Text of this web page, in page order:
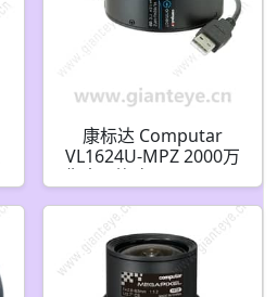
康标达 Computar
VL1624U-MPZ 2000万
像素 1英寸 16mm F2.4
远程调节(C接口)